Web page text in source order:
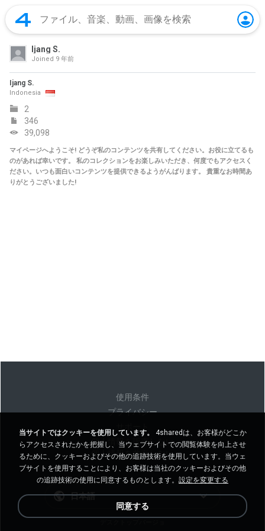
Ijang S.
Joined 9 年前
Ijang S.
Indonesia
2
346
39,098
マイページへようこそ! どうぞ私のコンテンツを共有してください。お役に立てるも
のがあれば幸いです。 私のコレクションをお楽しみいただき、何度でもアクセスく
ださい。いつも面白いコンテンツを提供できるようがんばります。 貴重なお時間あ
りがとうございました!
使用条件
プライバシー
個人情報を販売しない
個人情報を共有しない
日本語
当サイトではクッキーを使用しています。
4sharedは、お客様がどこか
らアクセスされたかを把握し、当ウェブサイトでの閲覧体験を向上させ
るために、クッキーおよびその他の追跡技術を使用しています。当ウェ
ブサイトを使用することにより、お客様は当社のクッキーおよびその他
の追跡技術の使用に同意するものとします。 設定を変更する
同意する